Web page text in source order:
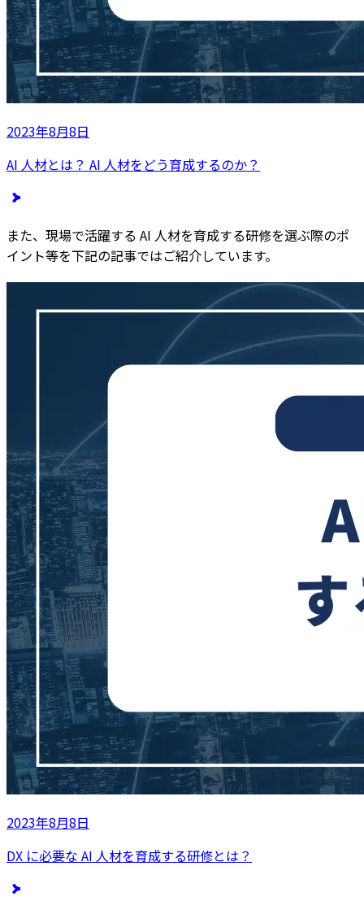
2023年8月8日
AI 人材とは？ AI 人材をどう育成するのか？
また、現場で活躍する AI 人材を育成する研修を選ぶ際のポ
イント等を下記の記事ではご紹介しています。
2023年8月8日
DX に必要な AI 人材を育成する研修とは？